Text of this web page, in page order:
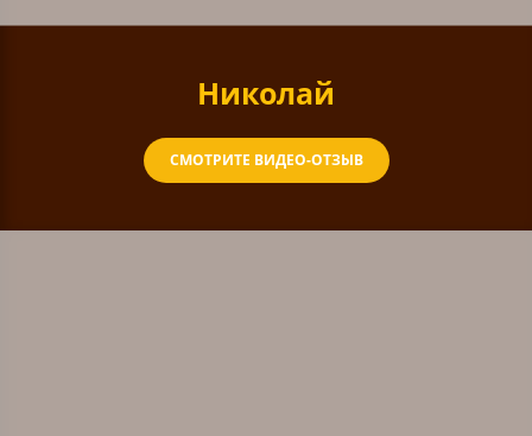
Николай
СМОТРИТЕ ВИДЕО-ОТЗЫВ